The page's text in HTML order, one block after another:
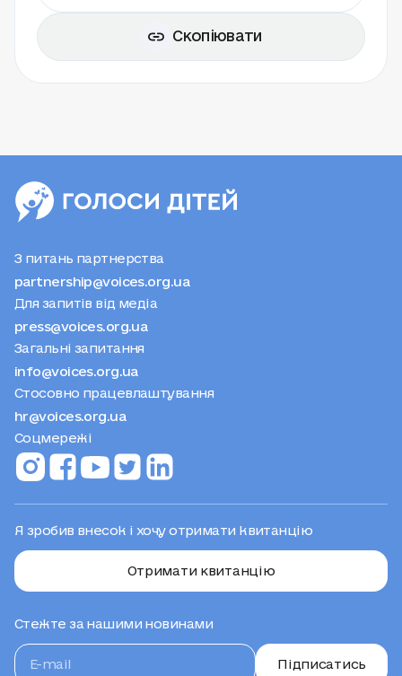
Скопіювати
З питань партнерства
partnership@voices.org.ua
Для запитів від медіа
press@voices.org.ua
Загальні запитання
info@voices.org.ua
Стосовно працевлаштування
hr@voices.org.ua
Соцмережі
Я зробив внесок і хочу отримати квитанцію
Отримати квитанцію
Стежте за нашими новинами
Підписатись